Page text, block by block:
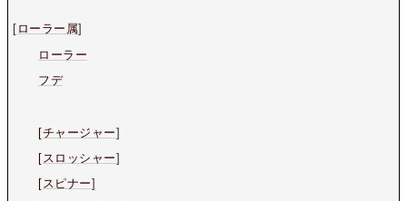
[ ローラー属]
ローラー
フデ
[チャージャー]
[スロッシャー]
[スピナー]